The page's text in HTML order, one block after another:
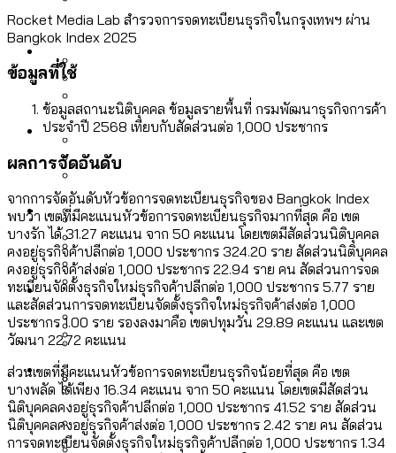
เมื่อแยกท่องเที่ยวออกจากกีฬา กระทรวง
ใหม่จะมีงบฯ ประมาณเท่าไร
สมุดจดการบ้าน ส.ก. 2569 : แต่ละเขตมี
ปัญหาอะไรที่ ส.ก. ต้องทำการบ้าน
Vote62 ขอบคุณประชาชนที่ร่วม
สังเกตการณ์การเลือกตั้งชวนคุยกันถึงบท
เรียนที่เราได้รับจากเลือกตั้ง กรุงเทพฯ –
พัทยา
กทม. มีอำนาจแค่ไหน ในการแก้ปัญหาให้คน
ที่อาศัยอยู่ในกรุงเทพฯ
ลัดวงจรมากที่สุด
สวนสาธารณะและพื้นที่สีเขียวใน กทม. เพิ่ม
ขึ้นและเข้าถึงได้มากน้อยแค่ไหน
ขยะมูลฝอย 2568 [ข้อมูลดิบ]
ขยะของคน กทม. ที่ยังถูกนำไปทิ้งที่
ฉะเชิงเทรา นครปฐม และล่าสุดที่กาญจนบุรี
งบระบายน้ำ-ป้องกันน้ำท่วม 4 ปี (2566-
2569) ของ กทม. ในยุคชัชชาติ ลงเขตไหน
โลกใบเดียว สิทธิไม่เท่ากัน: กฎหมายการ
ประเทศไหนทำได้บ้าง?
วิดีโอ AI ในช่วงความขัดแย้งไทย-กัมพูชา
[ข้อมูลดิบ]
ความเกลียดชังที่ขายได้ : สำรวจ Hate
Speech ที่ถูกผลิตซ้ำผ่านวิดีโอ AI ในช่วง
ความขัดแย้งไทย-กัมพูชา
Economy
เมกะโปรเจ็กต์ของ กทม. ในช่วงที่มีการใช้
งบคาบเกี่ยวในยุคชัชชาติ มีอะไร ใช้งบแค่
ไหน
ค่าฝุ่นในกรุงเทพฯ 2025 เทียบกับจำนวน
ควันบุหรี่ที่เข้าปอด [ข้อมูลดิบ]
สำรวจเศรษฐกิจในกรุงเทพฯ ผ่าน
Bangkok Index 2025
Future
สังคมผู้สูงอายุไทย [ข้อมูลดิบ]
สำรวจสังคมผู้สูงอายุไทย : 6 จังหวัดเป็น
สังคมสูงวัยระดับสุดยอด และ 64 จังหวัดที่
ตายมากกว่าเกิด
กรุงเทพฯ เมืองสังคมผู้สูงอายุ [ข้อมูลดิบ]
Database
สังคมผู้สูงอายุไทย [ข้อมูลดิบ]
สำรวจเหตุไฟไหม้ในกรุงเทพฯ 2568
[ข้อมูลดิบ]
Project
Bangkok Index
Bangkok Index 2022
DEMO Thailand
About Us
Rocket Media Lab สำรวจการจดทะเบียนธุรกิจในกรุงเทพฯ ผ่าน
Bangkok Index 2025
ข้อมูลที่ใช้
ข้อมูลสถานะนิติบุคคล ข้อมูลรายพื้นที่ กรมพัฒนาธุรกิจการค้า
ประจำปี 2568 เทียบกับสัดส่วนต่อ 1,000 ประชากร
ผลการจัดอันดับ
จากการจัดอันดับหัวข้อการจดทะเบียนธุรกิจของ Bangkok Index
พบว่า เขตที่มีคะแนนหัวข้อการจดทะเบียนธุรกิจมากที่สุด คือ เขต
บางรัก ได้ 31.27 คะแนน จาก 50 คะแนน โดยเขตมีสัดส่วนนิติบุคคล
คงอยู่ธุรกิจค้าปลีกต่อ 1,000 ประชากร 324.20 ราย สัดส่วนนิติบุคคล
คงอยู่ธุรกิจค้าส่งต่อ 1,000 ประชากร 22.94 ราย คน สัดส่วนการจด
ทะเบียนจัดตั้งธุรกิจใหม่ธุรกิจค้าปลีกต่อ 1,000 ประชากร 5.77 ราย
และสัดส่วนการจดทะเบียนจัดตั้งธุรกิจใหม่ธุรกิจค้าส่งต่อ 1,000
ประชากร 1.00 ราย รองลงมาคือ เขตปทุมวัน 29.89 คะแนน และเขต
วัฒนา 22.72 คะแนน
ส่วนเขตที่มีคะแนนหัวข้อการจดทะเบียนธุรกิจน้อยที่สุด คือ เขต
บางพลัด ได้เพียง 16.34 คะแนน จาก 50 คะแนน โดยเขตมีสัดส่วน
นิติบุคคลคงอยู่ธุรกิจค้าปลีกต่อ 1,000 ประชากร 41.52 ราย สัดส่วน
นิติบุคคลคงอยู่ธุรกิจค้าส่งต่อ 1,000 ประชากร 2.42 ราย คน สัดส่วน
การจดทะเบียนจัดตั้งธุรกิจใหม่ธุรกิจค้าปลีกต่อ 1,000 ประชากร 1.34